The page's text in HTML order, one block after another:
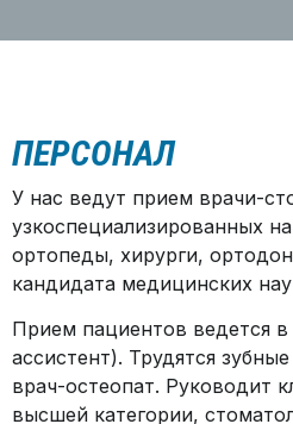
ПЕРСОНАЛ
У нас ведут прием врачи-
узкоспециализированных
ортопеды, хирурги,
кандидата медицинских
Прием пациентов ведется
ассистент). Трудятся
врач-остеопат. Руководит
высшей категории,